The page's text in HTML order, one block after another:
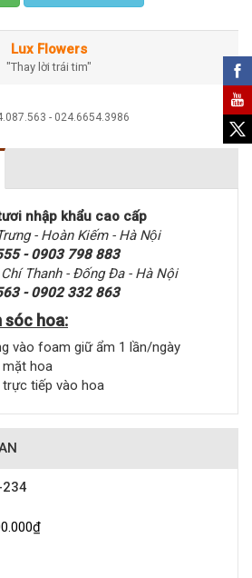
Lux Flowers
"Thay lời trái tim"
- 024.6654.3986
nhập khẩu cao cấp
- Hoàn Kiếm - Hà Nội
- 0903 798 883
Thanh - Đống Đa - Hà Nội
- 0902 332 863
sóc hoa:
vào foam giữ ẩm 1 lần/ngày
hoa
tiếp vào hoa